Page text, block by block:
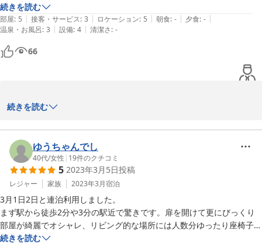
末の通信状況がスムーズでなく手こずってしまったので、そこが少し残
念でした。
続きを読む
部屋: 5 | 接客・サービス: 3 | ロケーション: 5 | 朝食: - | 夕食: - |
温泉・お風呂: 3 | 設備: 4 | 清潔さ: -
66
この度は数ある宿泊施設の中からこちらをお選びいただきありがと
心より厚くお礼申し上げます。
また、今回のようなご感想をお寄せいただきましたこと、重ねてお
礼申し上げます。
このような嬉しく、ありがたいお言葉を拝読し、大変喜ばしい限り
です。
より一層お客様にお喜びをいただける場を目指し、精進を重ねて参
ります。
また機会がございましたらご連絡いただけると幸いです。
ご滞在ありがとうございました。
続きを読む
ゆうちゃんでし
40代/女性 | 19件のクチコミ
5 2023年3月5日投稿
レジャー 家族 2023年3月宿泊
3月1日2日と連泊利用しました。
まず駅から徒歩2分や3分の駅近で驚きです。扉を開けて更にびっくり
部屋が綺麗でオシャレ、リビング的な場所には人数分ゆったり座椅子も
ありキッチン前には至る所に椅子もありゆっくり出来ました。2階建て
続きを読む